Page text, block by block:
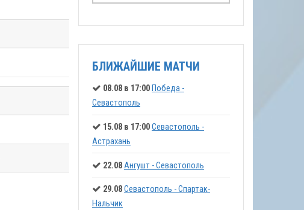
БЛИЖАЙШИЕ МАТЧИ
08.08 в 17:00 Победа -
Севастополь
15.08 в 17:00Севастополь -
Астрахань
22.08Ангушт - Севастополь
29.08Севастополь - Спартак-
Нальчик